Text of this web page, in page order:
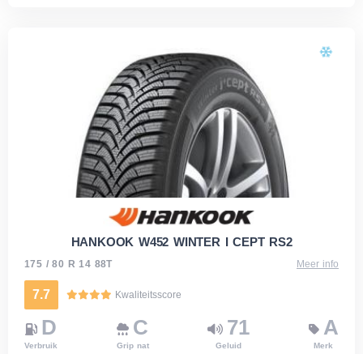
HANKOOK W452 WINTER I CEPT RS2
175 / 80 R 14 88T Meer info
7.7 Kwaliteitsscore
D
Verbruik
C
Grip nat
71
Geluid
A
Merk